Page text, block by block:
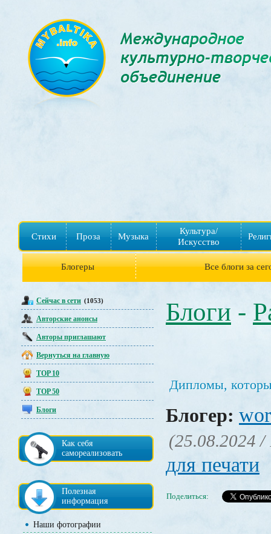
Стихи Проза Музыка
Культура/
Искусство
Блогеры Все блоги за
Сейчас в сети (1053)
Авторские анонсы
Авторы приглашают
Вернуться на главную
TOP 10
TOP 50
Блоги
Как себя
самореализовать
Полезная
информация
Наши фотографии
Блоги -
Дипломы,
Блогер:
(25.08.2024 /
для печати
Поделиться: